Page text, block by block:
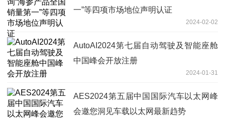
一”等四项市场地位声明认证
2024-02-02
AutoAI2024第七届自动驾驶及智能座舱
中国峰会开放注册
2024-01-31
AES2024第五届中国国际汽车以太网峰
会邀您洞见车载以太网最新趋势